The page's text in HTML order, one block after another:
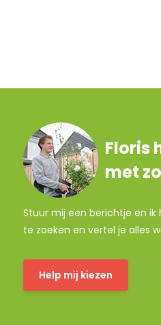
Floris
met
Stuur mij een berichtje en
te zoeken en vertel je alles
Help mij kiezen